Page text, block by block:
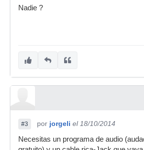
Nadie ?
#3 por jorgeli el 18/10/2014
Necesitas un programa de audio